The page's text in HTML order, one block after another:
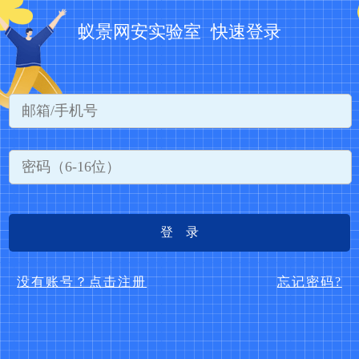
蚁景网安实验室 快速登录
登 录
没有账号？点击注册 忘记密码?